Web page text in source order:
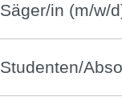
Säger/in (m/w/
Studenten/